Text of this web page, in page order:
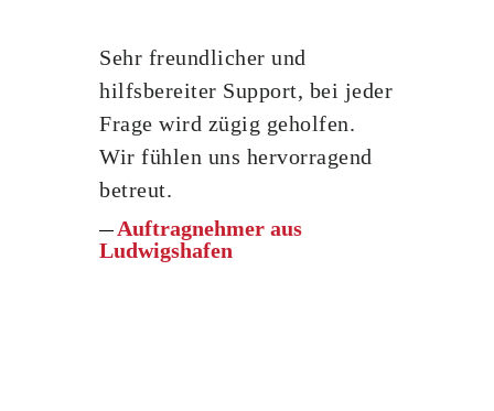
Sehr freundlicher und
hilfsbereiter Support, bei jeder
Frage wird zügig geholfen.
Wir fühlen uns hervorragend
betreut.
Auftragnehmer aus
Ludwigshafen